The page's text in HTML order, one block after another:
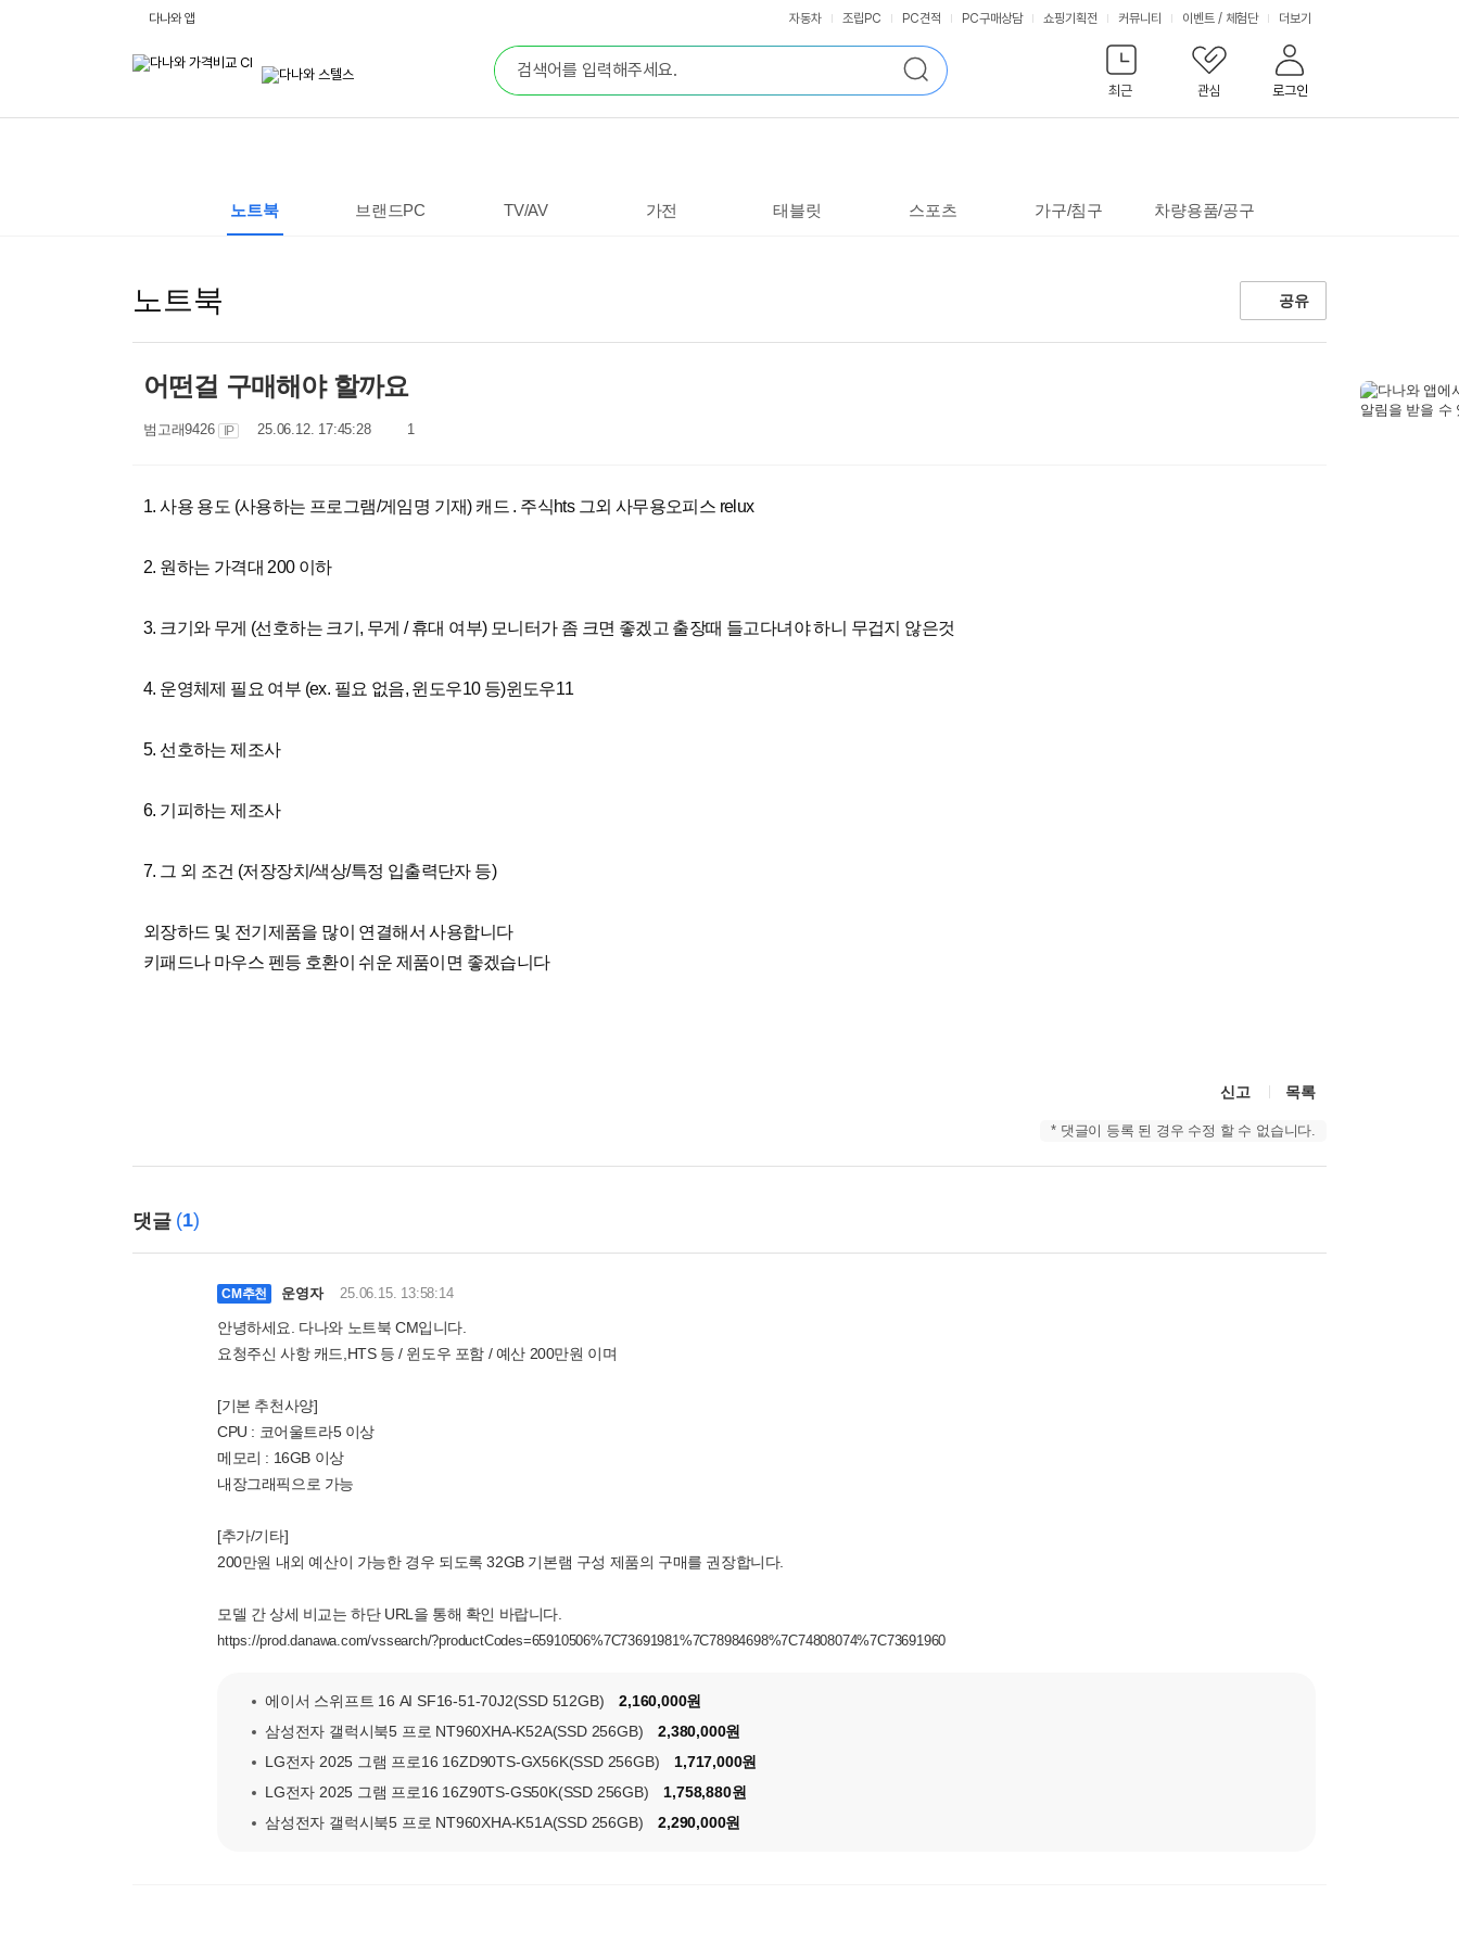
다
통
합
검
색
검
색
최근
관심 로그인
다나와 앱 자동차 조립PC PC견적 PC구매상담 쇼핑기획전 커뮤니티 이벤트 / 체험단 서
비
스
더보기
노트북 브랜드PC TV/AV 가전 태블릿 스포츠 가구/침구 차량용품/공구
노트북 공유
어떤걸 구매해야 할까요
작
범고래9426 IP
작
25.06.12. 17:45:28
댓1
1. 사용 용도 (사용하는 프로그램/게임명 기재) 캐드 . 주식hts 그외 사무용오피스 relux
2. 원하는 가격대 200 이하
3. 크기와 무게 (선호하는 크기, 무게 / 휴대 여부) 모니터가 좀 크면 좋겠고 출장때 들고다녀야 하니 무겁지 않은것
4. 운영체제 필요 여부 (ex. 필요 없음, 윈도우10 등)윈도우11
5. 선호하는 제조사
6. 기피하는 제조사
7. 그 외 조건 (저장장치/색상/특정 입출력단자 등)
외장하드 및 전기제품을 많이 연결해서 사용합니다
키패드나 마우스 펜등 호환이 쉬운 제품이면 좋겠습니다
신고 목록
* 댓글이 등록 된 경우 수정 할 수 없습니다.
댓글 (1)
CM추천 운영자 25.06.15. 13:58:14
안녕하세요. 다나와 노트북 CM입니다.
요청주신 사항 캐드,HTS 등 / 윈도우 포함 / 예산 200만원 이며
[기본 추천사양]
CPU : 코어울트라5 이상
메모리 : 16GB 이상
내장그래픽으로 가능
[추가/기타]
200만원 내외 예산이 가능한 경우 되도록 32GB 기본램 구성 제품의 구매를 권장합니다.
모델 간 상세 비교는 하단 URL을 통해 확인 바랍니다.
https://prod.danawa.com/vssearch/?productCodes=65910506%7C73691981%7C78984698%7C74808074%7C73691960
에이서 스위프트 16 AI SF16-51-70J2(SSD 512GB)
2,160,000원
삼성전자 갤럭시북5 프로 NT960XHA-K52A(SSD 256GB)
2,380,000원
LG전자 2025 그램 프로16 16ZD90TS-GX56K(SSD 256GB)
1,717,000원
LG전자 2025 그램 프로16 16Z90TS-GS50K(SSD 256GB)
1,758,880원
삼성전자 갤럭시북5 프로 NT960XHA-K51A(SSD 256GB)
2,290,000원